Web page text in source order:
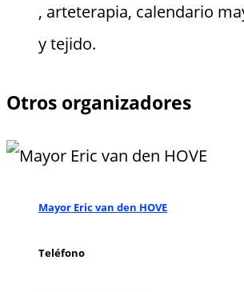
, arteterapia, calendario
y tejido.
Otros organizadores
Mayor Eric van den HOVE
Teléfono